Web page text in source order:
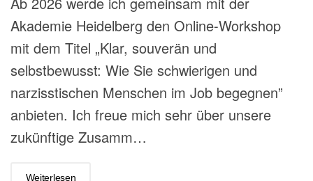
Akademie Heidelberg den Online-Workshop
mit dem Titel „Klar, souverän und
selbstbewusst: Wie Sie schwierigen und
narzisstischen Menschen im Job begegnen”
anbieten. Ich freue mich sehr über unsere
zukünftige Zusamm…
Weiterlesen